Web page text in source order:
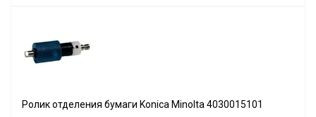
Ролик отделения бумаги Konica Minolta 4030015101